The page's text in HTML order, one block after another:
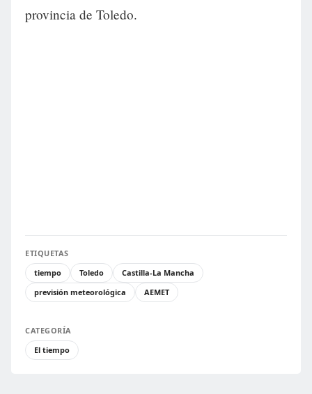
provincia de Toledo.
ETIQUETAS
tiempo
Toledo
Castilla-La Mancha
previsión meteorológica
AEMET
CATEGORÍA
El tiempo